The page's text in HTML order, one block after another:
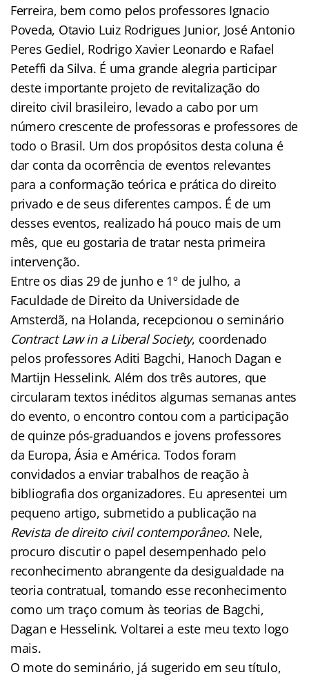
Ferreira, bem como pelos professores Ignacio
Poveda, Otavio Luiz Rodrigues Junior, José Antonio
Peres Gediel, Rodrigo Xavier Leonardo e Rafael
Peteffi da Silva. É uma grande alegria participar
deste importante projeto de revitalização do
direito civil brasileiro, levado a cabo por um
número crescente de professoras e professores de
todo o Brasil. Um dos propósitos desta coluna é
dar conta da ocorrência de eventos relevantes
para a conformação teórica e prática do direito
privado e de seus diferentes campos. É de um
desses eventos, realizado há pouco mais de um
mês, que eu gostaria de tratar nesta primeira
intervenção.
Entre os dias 29 de junho e 1º de julho, a
Faculdade de Direito da Universidade de
Amsterdã, na Holanda, recepcionou o seminário
Contract Law in a Liberal Society, coordenado
pelos professores Aditi Bagchi, Hanoch Dagan e
Martijn Hesselink. Além dos três autores, que
circularam textos inéditos algumas semanas antes
do evento, o encontro contou com a participação
de quinze pós-graduandos e jovens professores
da Europa, Ásia e América. Todos foram
convidados a enviar trabalhos de reação à
bibliografia dos organizadores. Eu apresentei um
pequeno artigo, submetido a publicação na
Revista de direito civil contemporâneo. Nele,
procuro discutir o papel desempenhado pelo
reconhecimento abrangente da desigualdade na
teoria contratual, tomando esse reconhecimento
como um traço comum às teorias de Bagchi,
Dagan e Hesselink. Voltarei a este meu texto logo
mais.
O mote do seminário, já sugerido em seu título,